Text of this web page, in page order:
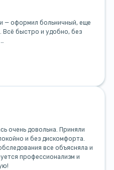
— оформил больничный, еще
Всё быстро и удобно, без
очень довольна. Приняли
и без дискомфорта.
все объясняла и
профессионализм и